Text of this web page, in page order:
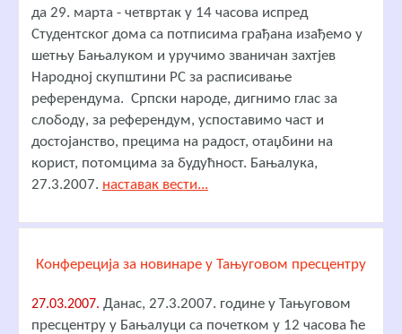
да 29. марта - четвртак у 14 часова испред
Студентског дома са потписима грађана изађемо у
шетњу Бањалуком и уручимо званичан захтјев
Народној скупштини РС за расписивање
референдума. Српски народе, дигнимо глас за
слободу, за референдум, успоставимо част и
достојанство, прецима на радост, отаџбини на
корист, потомцима за будућност. Бањалука,
27.3.2007. наставак вести...
Конфереција за новинаре у Тањуговом пресцентру
27.03.2007. Данас, 27.3.2007. године у Тањуговом
пресцентру у Бањалуци са почетком у 12 часова ће